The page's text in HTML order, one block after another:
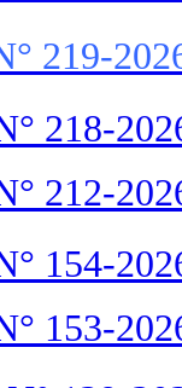
219-
218-
212-
154-
153-